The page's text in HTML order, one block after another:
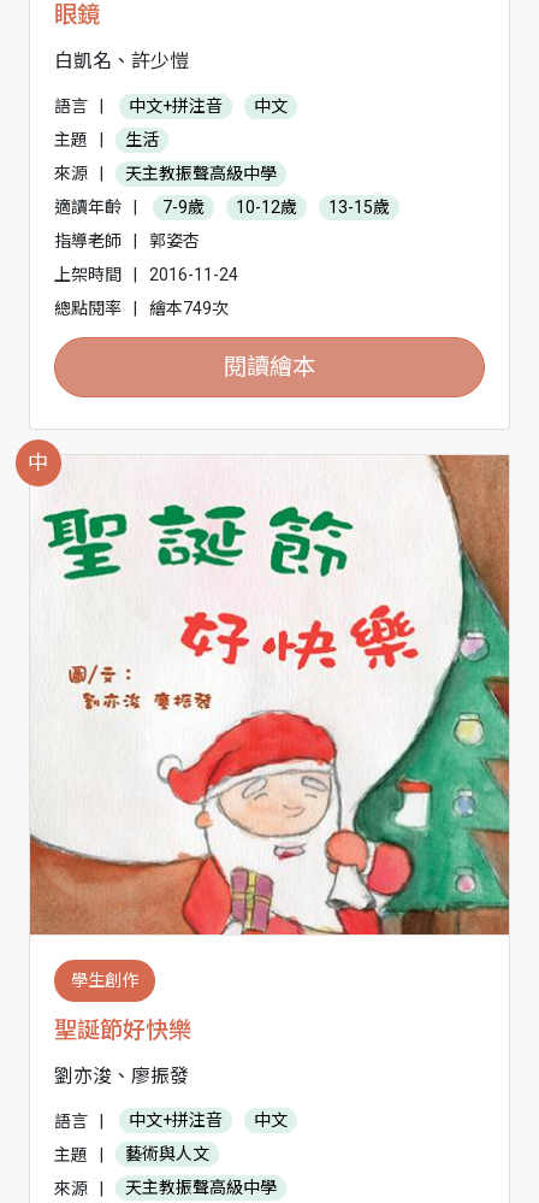
眼鏡
白凱名、許少愷
語言 中文+拼注音
中文
主題
生活
來源
天主教振聲高級中學
適讀年齡
7-9歲 10-12歲
13-15歲
指導老師
郭姿杏
上架時間
2016-11-24
總點閱率
繪本749次
閱讀繪本
中
學生創作
聖誕節好快樂
劉亦浚、廖振發
語言 | 中文+拼注音
中文
主題
|
藝術與人文
來源
| 天主教振聲高級中學